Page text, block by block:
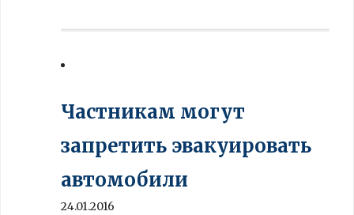
Частникам могут
запретить эвакуировать
автомобили
24.01.2016